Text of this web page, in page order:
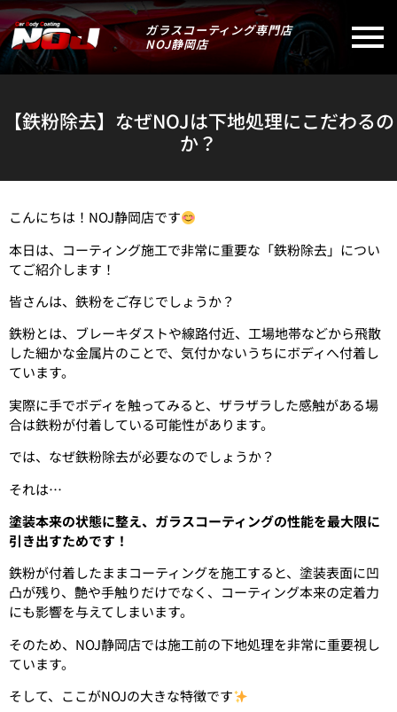
ガラスコーティング専門店
NOJ静岡店
【鉄粉除去】なぜNOJは下地処理にこだわるの
か？
こんにちは！NOJ静岡店です
本日は、コーティング施工で非常に重要な「鉄粉除去」につい
てご紹介します！
皆さんは、鉄粉をご存じでしょうか？
鉄粉とは、ブレーキダストや線路付近、工場地帯などから飛散
した細かな金属片のことで、気付かないうちにボディへ付着し
ています。
実際に手でボディを触ってみると、ザラザラした感触がある場
合は鉄粉が付着している可能性があります。
では、なぜ鉄粉除去が必要なのでしょうか？
それは…
塗装本来の状態に整え、ガラスコーティングの性能を最大限に
引き出すためです！
鉄粉が付着したままコーティングを施工すると、塗装表面に凹
凸が残り、艶や手触りだけでなく、コーティング本来の定着力
にも影響を与えてしまいます。
そのため、NOJ静岡店では施工前の下地処理を非常に重要視し
ています。
そして、ここがNOJの大きな特徴です